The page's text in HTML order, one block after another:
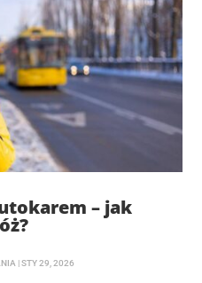
– jak
|STY 29, 2026